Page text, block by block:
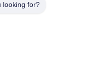
looking for?